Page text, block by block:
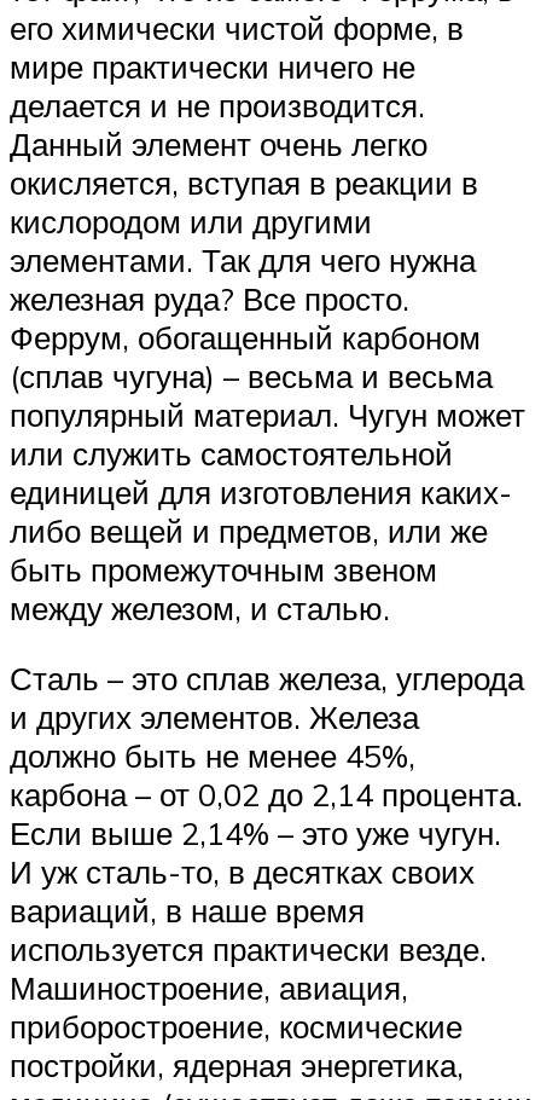
его химически чистой форме, в
мире практически ничего не
делается и не производится.
Данный элемент очень легко
окисляется, вступая в реакции в
кислородом или другими
элементами. Так для чего нужна
железная руда? Все просто.
Феррум, обогащенный карбоном
(сплав чугуна) – весьма и весьма
популярный материал. Чугун может
или служить самостоятельной
единицей для изготовления каких-
либо вещей и предметов, или же
быть промежуточным звеном
между железом, и сталью.
Сталь – это сплав железа, углерода
и других элементов. Железа
должно быть не менее 45%,
карбона – от 0,02 до 2,14 процента.
Если выше 2,14% – это уже чугун.
И уж сталь-то, в десятках своих
вариаций, в наше время
используется практически везде.
Машиностроение, авиация,
приборостроение, космические
постройки, ядерная энергетика,